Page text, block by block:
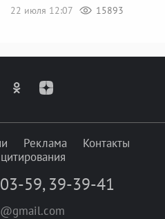
22 июля 12:07
15893
Реклама
Контакты
59, 39-39-41